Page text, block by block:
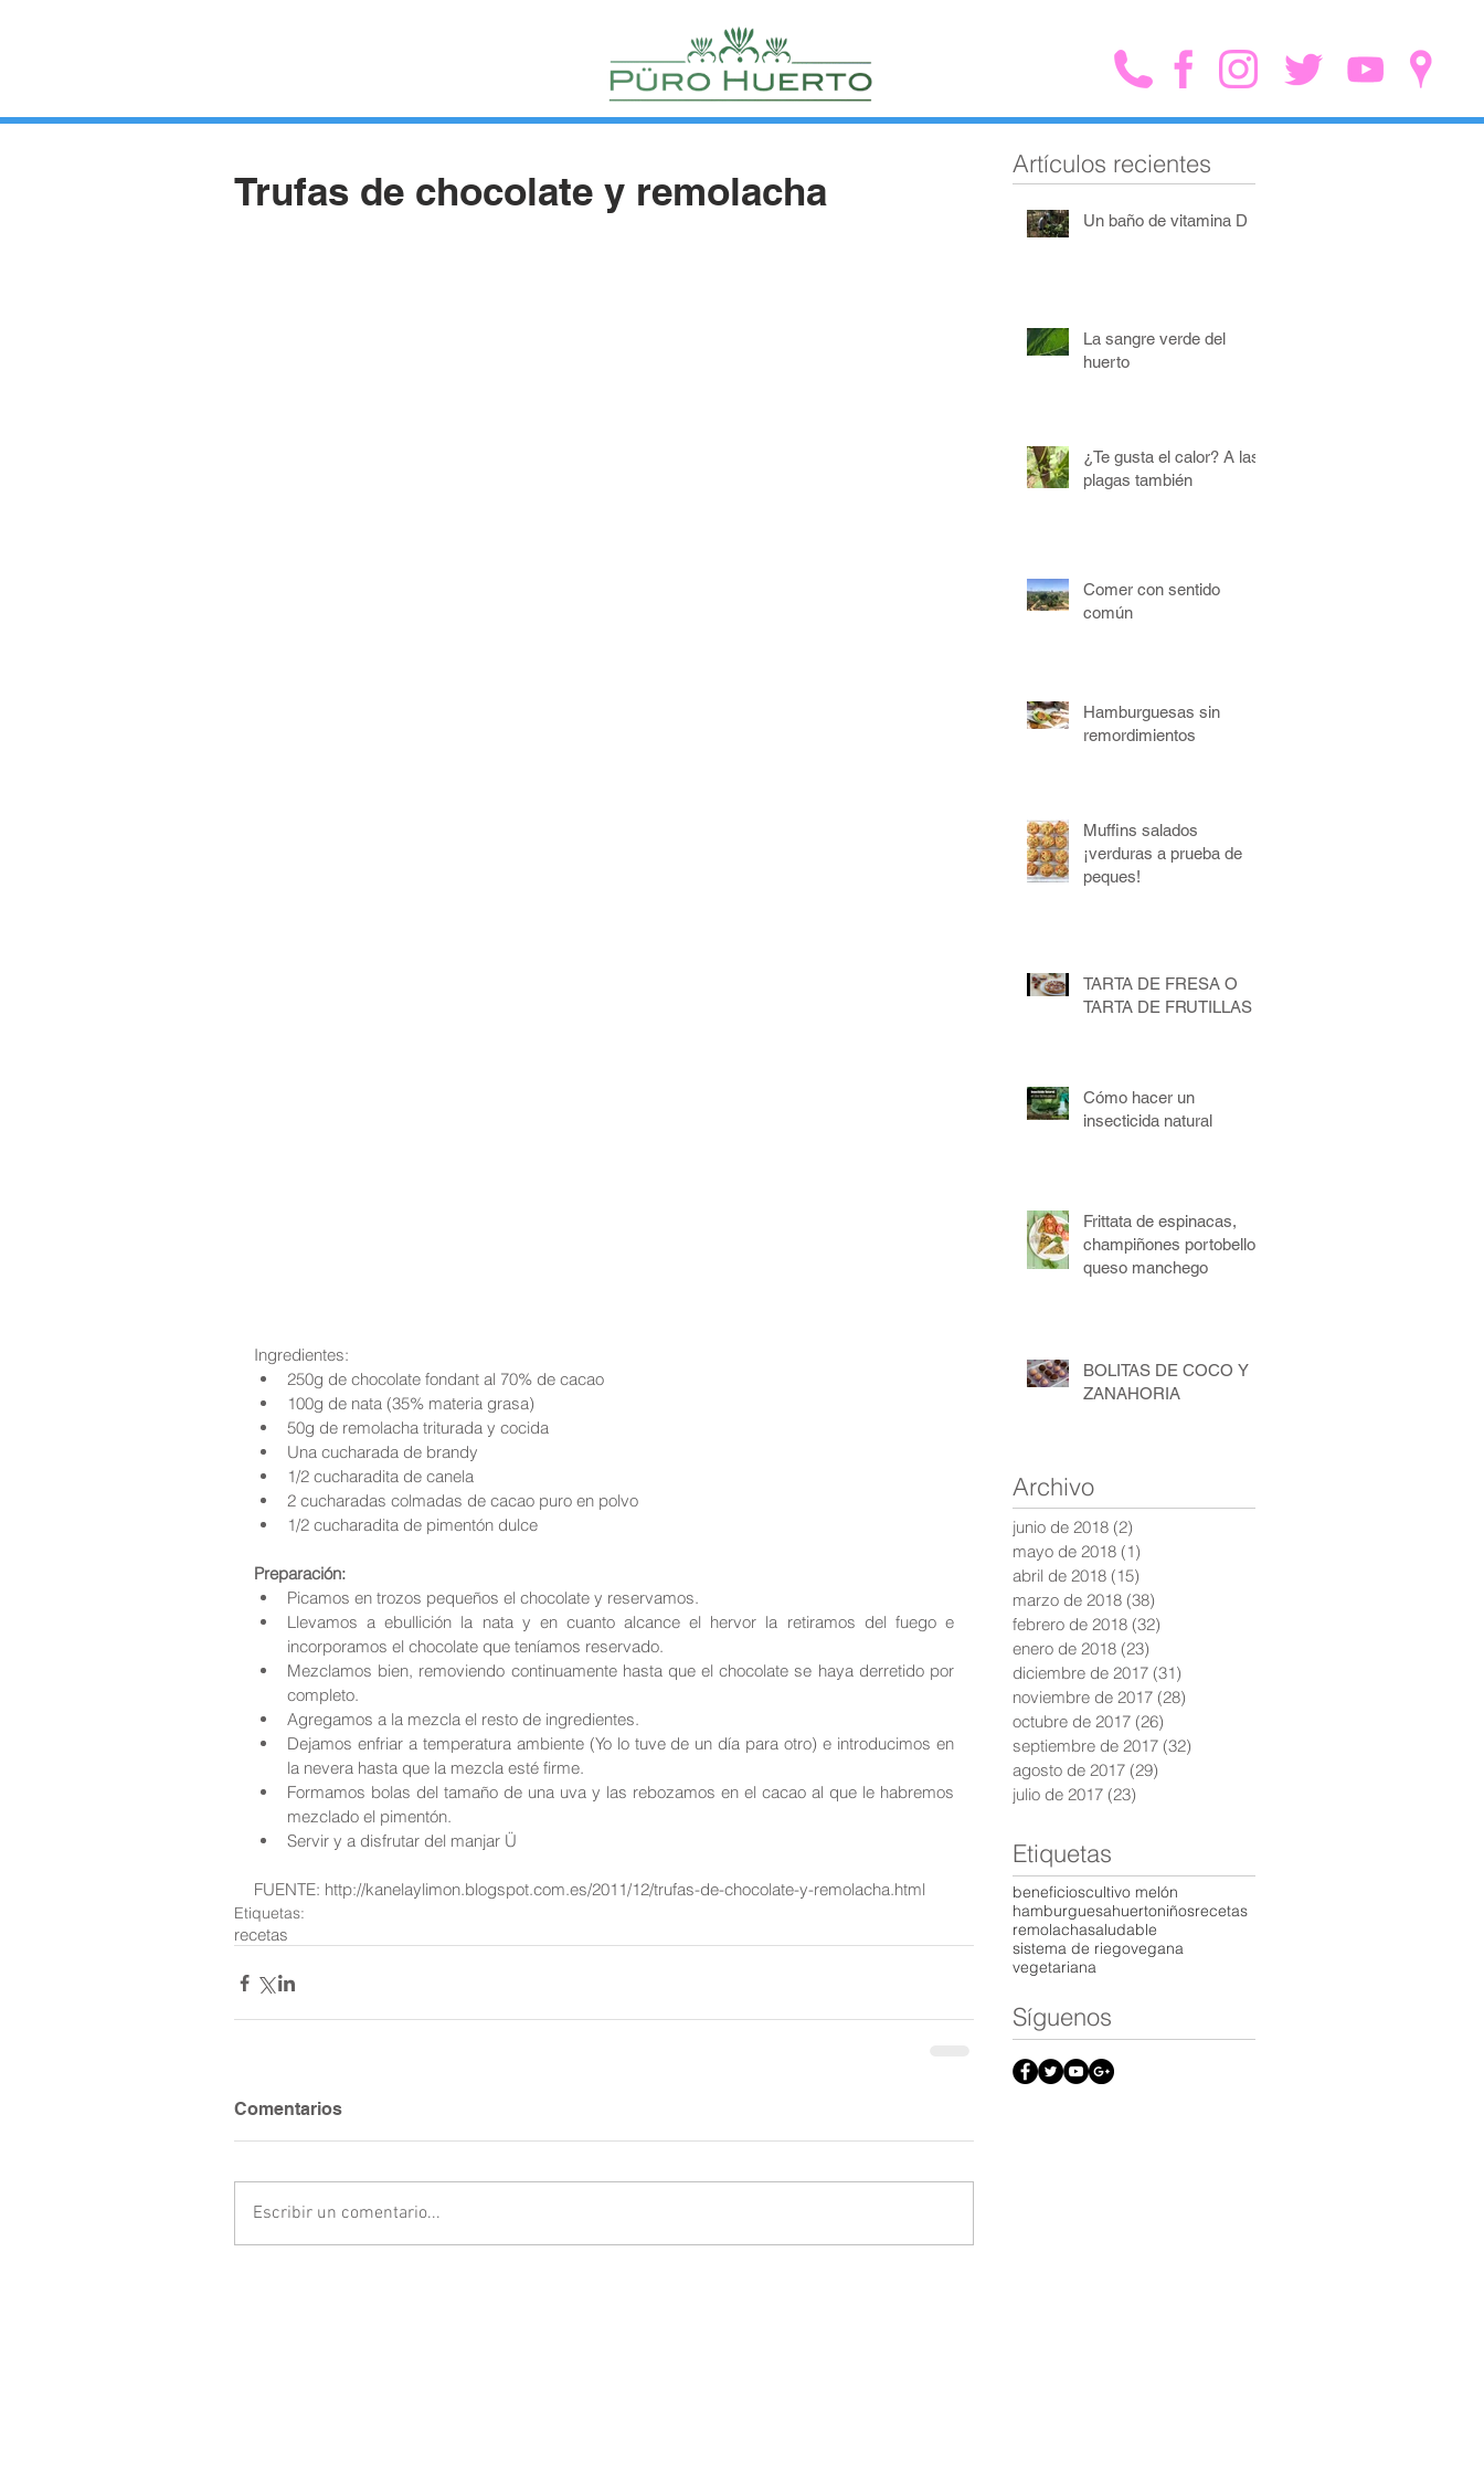
Trufas de chocolate y remolacha
Ingredientes:
250g de chocolate fondant al 70% de cacao
100g de nata (35% materia grasa)
50g de remolacha triturada y cocida
Una cucharada de brandy
1/2 cucharadita de canela
2 cucharadas colmadas de cacao puro en polvo
1/2 cucharadita de pimentón dulce
Preparación:
Picamos en trozos pequeños el chocolate y reservamos.
Llevamos a ebullición la nata y en cuanto alcance el hervor la retiramos del fuego e
incorporamos el chocolate que teníamos reservado.
Mezclamos bien, removiendo continuamente hasta que el chocolate se haya derretido por
completo.
Agregamos a la mezcla el resto de ingredientes.
Dejamos enfriar a temperatura ambiente (Yo lo tuve de un día para otro) e introducimos en
la nevera hasta que la mezcla esté firme.
Formamos bolas del tamaño de una uva y las rebozamos en el cacao al que le habremos
mezclado el pimentón.
Servir y a disfrutar del manjar Ü
FUENTE: http://kanelaylimon.blogspot.com.es/2011/12/trufas-de-chocolate-y-remolacha.html
Etiquetas:
recetas
Comentarios
Escribir un comentario...
Artículos recientes
Un baño de vitamina D
La sangre verde del
huerto
¿Te gusta el calor? A las
plagas también
Comer con sentido
común
Hamburguesas sin
remordimientos
Muffins salados
¡verduras a prueba de
peques!
TARTA DE FRESA O
TARTA DE FRUTILLAS
Cómo hacer un
insecticida natural
Frittata de espinacas,
champiñones portobello y
queso manchego
BOLITAS DE COCO Y
ZANAHORIA
Archivo
junio de 2018 (2)
mayo de 2018 (1)
abril de 2018 (15)
marzo de 2018 (38)
febrero de 2018 (32)
enero de 2018 (23)
diciembre de 2017 (31)
noviembre de 2017 (28)
octubre de 2017 (26)
septiembre de 2017 (32)
agosto de 2017 (29)
julio de 2017 (23)
Etiquetas
beneficioscultivo melón
hamburguesahuertoniñosrecetas
remolachasaludable
sistema de riegovegana
vegetariana
Síguenos